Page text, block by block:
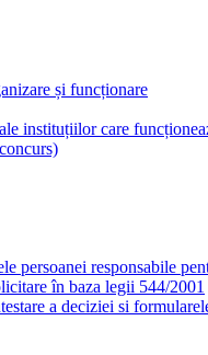
și funcționare
instituțiilor care
persoanei responsabile
în baza legii 544/2001
a deciziei si